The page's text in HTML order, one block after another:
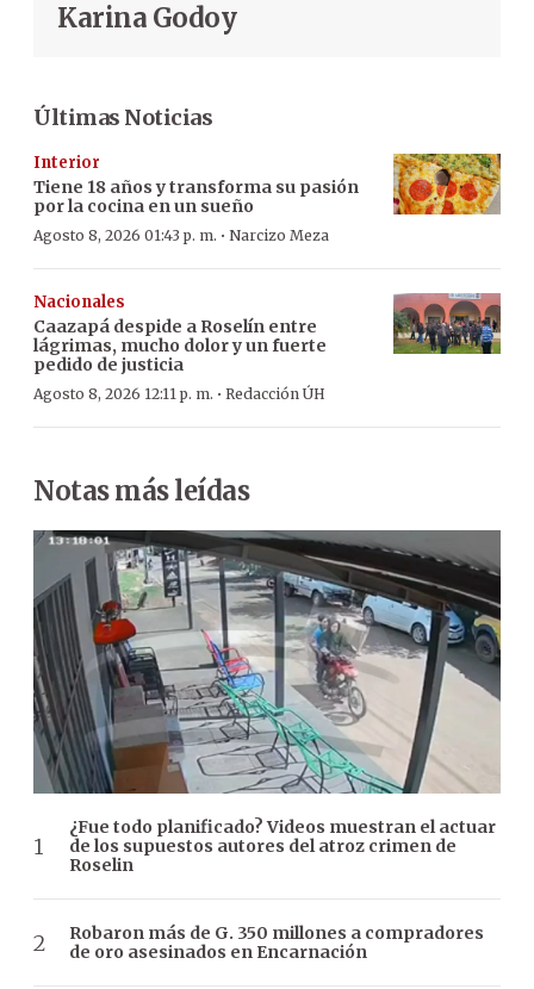
Karina Godoy
Últimas Noticias
Interior
Tiene 18 años y transforma su pasión
por la cocina en un sueño
Agosto 8, 2026 01:43 p. m. · Narcizo Meza
Nacionales
Caazapá despide a Roselín entre
lágrimas, mucho dolor y un fuerte
pedido de justicia
Agosto 8, 2026 12:11 p. m. · Redacción ÚH
Notas más leídas
¿Fue todo planificado? Videos muestran el actuar
de los supuestos autores del atroz crimen de
Roselin
Robaron más de G. 350 millones a compradores
de oro asesinados en Encarnación